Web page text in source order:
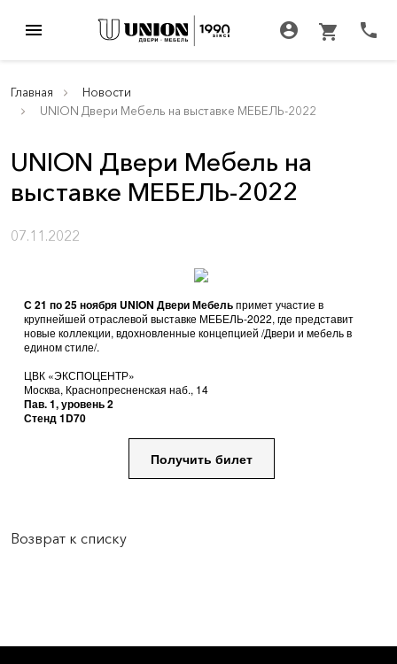
menu account_circle shopping_cart call
Главная
Новости
UNION Двери Мебель на выставке МЕБЕЛЬ-2022
UNION Двери Мебель на
выставке МЕБЕЛЬ-2022
07.11.2022
С 21 по 25 ноября UNION Двери Мебельпримет участие в
крупнейшей отраслевой выставке МЕБЕЛЬ-2022, где представит
новые коллекции, вдохновленные концепцией /Двери и мебель в
едином стиле/.
ЦВК «ЭКСПОЦЕНТР»
Москва, Краснопресненская наб., 14
Пав. 1, уровень 2
Стенд 1D70
Получить билет
Возврат к списку